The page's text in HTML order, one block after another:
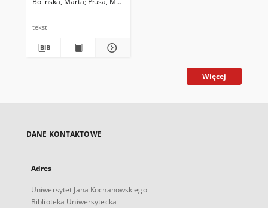
memoirs (Back then.
tekst
Więcej
DANE KONTAKTOWE
Adres
Uniwersytet Jana Kochanowskiego
Biblioteka Uniwersytecka